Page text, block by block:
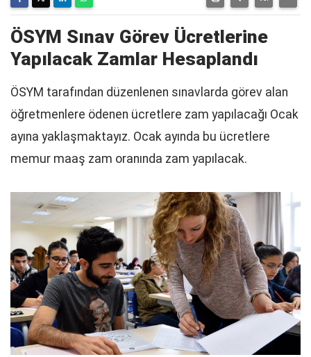
ÖSYM Sınav Görev Ücretlerine
Yapılacak Zamlar Hesaplandı
ÖSYM tarafından düzenlenen sınavlarda görev alan
öğretmenlere ödenen ücretlere zam yapılacağı Ocak
ayına yaklaşmaktayız. Ocak ayında bu ücretlere
memur maaş zam oranında zam yapılacak.